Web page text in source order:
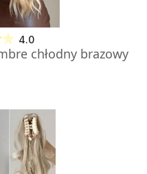
4.0
chłodny brazowy